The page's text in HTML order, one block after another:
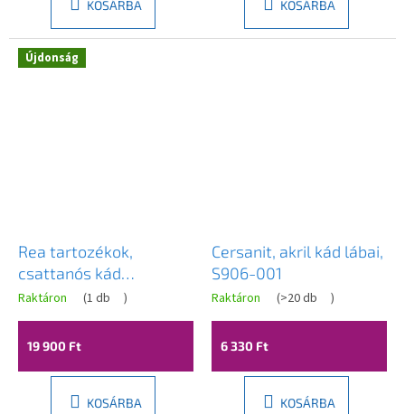
KOSÁRBA KOSÁRBA
Újdonság
Rea tartozékok,
csattanós kád
leeresztő csavar
túlfolyóval, aranyfényű,
REA-W2004
Raktáron (1 db )
19 900 Ft
KOSÁRBA
Cersanit, akril kád lábai,
S906-001
A
termék
értékelése
5-
Raktáron (>20 db )
6 330 Ft
KOSÁRBA